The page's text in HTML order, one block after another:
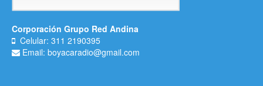
Corporación Grupo Red Andina
Celular: 311 2190395
Email: boyacaradio@gmail.com